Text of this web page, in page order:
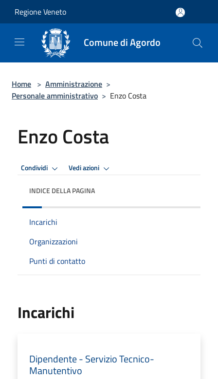
Regione Veneto
Comune di Agordo
Home > Amministrazione >
Personale amministrativo > Enzo Costa
Enzo Costa
Condividi Vedi azioni
INDICE DELLA PAGINA
Incarichi
Organizzazioni
Punti di contatto
Incarichi
Dipendente - Servizio Tecnico-
Manutentivo